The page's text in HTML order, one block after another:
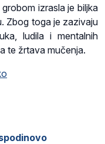
izrasla je biljka
Zbog toga je zazivaju
ludila i mentalnih
te žrtava mučenja.